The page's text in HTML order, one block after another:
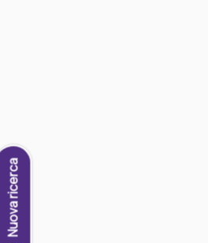
Nuova ricerca